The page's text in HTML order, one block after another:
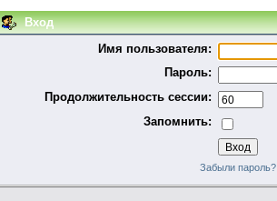
Вход
Имя пользователя:
Пароль:
Продолжительность сессии:
Запомнить:
Забыли пароль?